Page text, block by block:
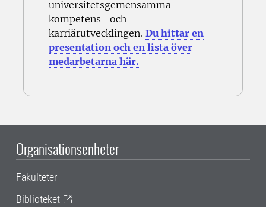
universitetsgemensamma
kompetens- och
karriärutvecklingen. Du hittar en
presentation och en lista över
medarbetarna här.
Organisationsenheter
Fakulteter
Biblioteket